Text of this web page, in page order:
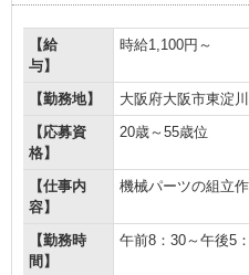
【給
与】
時給1,100円～
【勤務地】
大阪府大阪市東淀
【応募資
格】
20歳～55歳位
【仕事内
容】
機械パーツの組立
【勤務時
間】
午前8：30～午後5
求
よ